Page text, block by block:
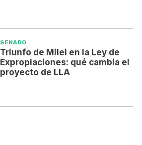
SENADO
Triunfo de Milei en la Ley de
Expropiaciones: qué cambia el
proyecto de LLA